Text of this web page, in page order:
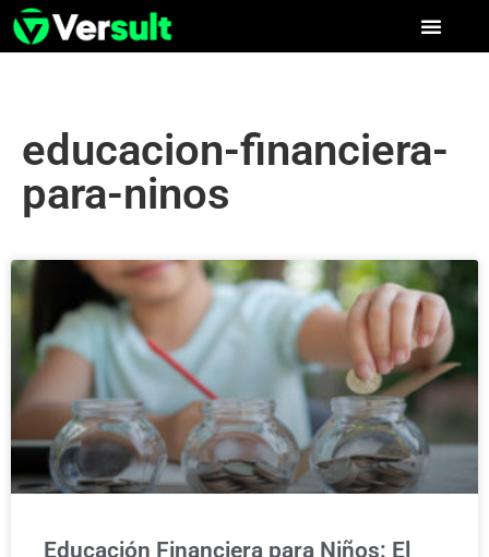
educacion-financiera-
para-ninos
Educación Financiera para Niños: El